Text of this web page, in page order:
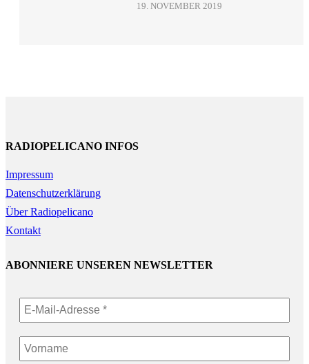
19. NOVEMBER 2019
RADIOPELICANO INFOS
Impressum
Datenschutzerklärung
Über Radiopelicano
Kontakt
ABONNIERE UNSEREN NEWSLETTER